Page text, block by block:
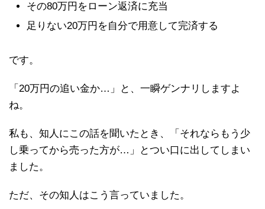
その80万円をローン返済に充当
足りない20万円を自分で用意して完済する
です。
「20万円の追い金か…」と、一瞬ゲンナリしますよ
ね。
私も、知人にこの話を聞いたとき、「それならもう少
し乗ってから売った方が…」とつい口に出してしまい
ました。
ただ、その知人はこう言っていました。